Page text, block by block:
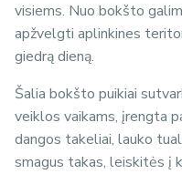
visiems. Nuo bokšto
apžvelgti aplinkines
giedrą dieną.
Šalia bokšto puikiai
veiklos vaikams, įrengta
dangos takeliai, lauko
smagus takas, leiskitės į